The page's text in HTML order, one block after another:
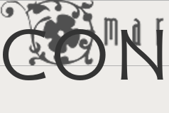
イ